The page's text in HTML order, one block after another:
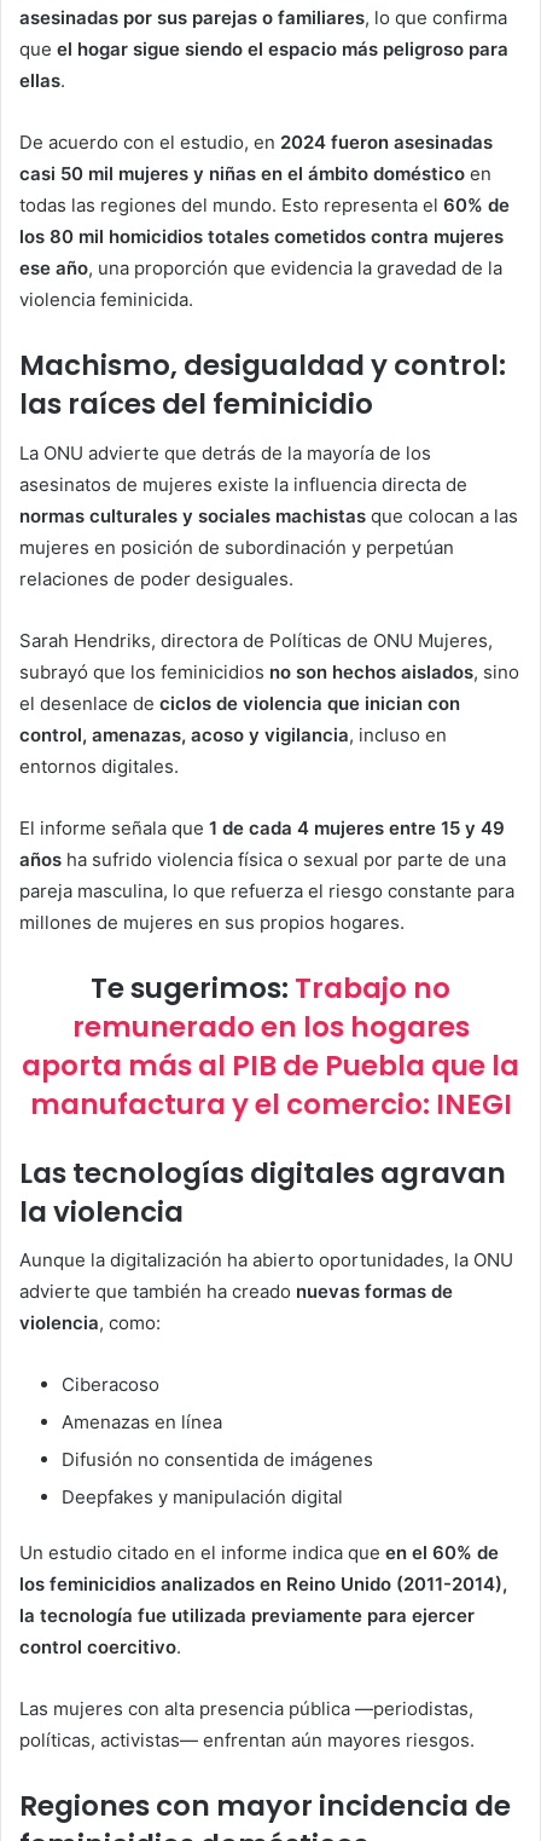
asesinadas por sus parejas o familiares, lo que confirma
que el hogar sigue siendo el espacio más peligroso para
ellas.
De acuerdo con el estudio, en 2024 fueron asesinadas
casi 50 mil mujeres y niñas en el ámbito doméstico en
todas las regiones del mundo. Esto representa el 60% de
los 80 mil homicidios totales cometidos contra mujeres
ese año, una proporción que evidencia la gravedad de la
violencia feminicida.
Machismo, desigualdad y control:
las raíces del feminicidio
La ONU advierte que detrás de la mayoría de los
asesinatos de mujeres existe la influencia directa de
normas culturales y sociales machistas que colocan a las
mujeres en posición de subordinación y perpetúan
relaciones de poder desiguales.
Sarah Hendriks, directora de Políticas de ONU Mujeres,
subrayó que los feminicidios no son hechos aislados, sino
el desenlace de ciclos de violencia que inician con
control, amenazas, acoso y vigilancia, incluso en
entornos digitales.
El informe señala que 1 de cada 4 mujeres entre 15 y 49
años ha sufrido violencia física o sexual por parte de una
pareja masculina, lo que refuerza el riesgo constante para
millones de mujeres en sus propios hogares.
Te sugerimos: Trabajo no
remunerado en los hogares
aporta más al PIB de Puebla que la
manufactura y el comercio: INEGI
Las tecnologías digitales agravan
la violencia
Aunque la digitalización ha abierto oportunidades, la ONU
advierte que también ha creado nuevas formas de
violencia, como:
Ciberacoso
Amenazas en línea
Difusión no consentida de imágenes
Deepfakes y manipulación digital
Un estudio citado en el informe indica que en el 60% de
los feminicidios analizados en Reino Unido (2011-2014),
la tecnología fue utilizada previamente para ejercer
control coercitivo.
Las mujeres con alta presencia pública —periodistas,
políticas, activistas— enfrentan aún mayores riesgos.
Regiones con mayor incidencia de